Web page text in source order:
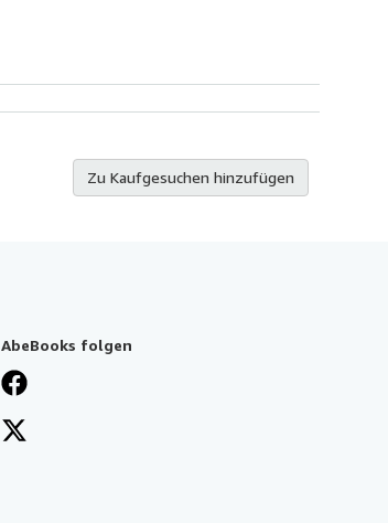
Zu Kaufgesuchen hinzufügen
AbeBooks folgen